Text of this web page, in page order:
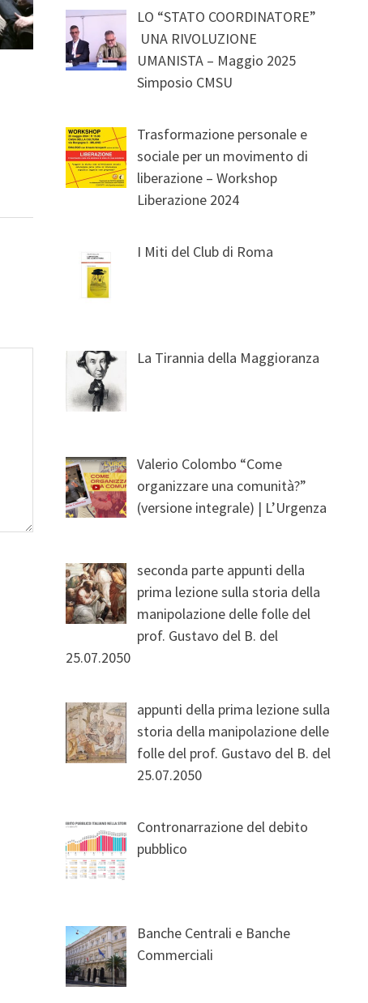
LO “STATO COORDINATORE”
UNA RIVOLUZIONE
UMANISTA – Maggio 2025
Simposio CMSU
Trasformazione personale e
sociale per un movimento di
liberazione – Workshop
Liberazione 2024
I Miti del Club di Roma
La Tirannia della Maggioranza
Valerio Colombo “Come
organizzare una comunità?”
(versione integrale) | L’Urgenza
seconda parte appunti della
prima lezione sulla storia della
manipolazione delle folle del
prof. Gustavo del B. del
25.07.2050
appunti della prima lezione sulla
storia della manipolazione delle
folle del prof. Gustavo del B. del
25.07.2050
Contronarrazione del debito
pubblico
Banche Centrali e Banche
Commerciali